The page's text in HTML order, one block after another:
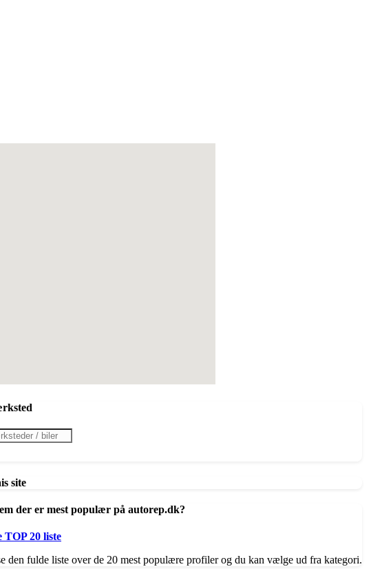
site
der er mest populær på autorep.dk?
TOP 20 liste
den fulde liste over de 20 mest populære profiler og du kan vælge ud fra kategori.